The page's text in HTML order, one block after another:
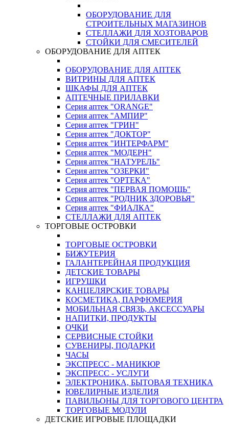
ОБОРУДОВАНИЕ ДЛЯ
СТРОИТЕЛЬНЫХ МАГАЗИНОВ
СТЕЛЛАЖИ ДЛЯ ХОЗТОВАРОВ
СТОЙКИ ДЛЯ СМЕСИТЕЛЕЙ
ОБОРУДОВАНИЕ ДЛЯ АПТЕК
ОБОРУДОВАНИЕ ДЛЯ АПТЕК
ВИТРИНЫ ДЛЯ АПТЕК
ШКАФЫ ДЛЯ АПТЕК
АПТЕЧНЫЕ ПРИЛАВКИ
Серия аптек "ORANGE"
Серия аптек "АМПИР"
Серия аптек "ГРИН"
Серия аптек "ДОКТОР"
Серия аптек "ИНТЕРФАРМ"
Серия аптек "МОДЕРН"
Серия аптек "НАТУРЕЛЬ"
Серия аптек "ОЗЕРКИ"
Серия аптек "ОРТЕКА"
Серия аптек "ПЕРВАЯ ПОМОЩЬ"
Серия аптек "РОДНИК ЗДОРОВЬЯ"
Серия аптек "ФИАЛКА"
СТЕЛЛАЖИ ДЛЯ АПТЕК
ТОРГОВЫЕ ОСТРОВКИ
ТОРГОВЫЕ ОСТРОВКИ
БИЖУТЕРИЯ
ГАЛАНТЕРЕЙНАЯ ПРОДУКЦИЯ
ДЕТСКИЕ ТОВАРЫ
ИГРУШКИ
КАНЦЕЛЯРСКИЕ ТОВАРЫ
КОСМЕТИКА, ПАРФЮМЕРИЯ
МОБИЛЬНАЯ СВЯЗЬ, АКСЕССУАРЫ
НАПИТКИ, ПРОДУКТЫ
ОЧКИ
СЕРВИСНЫЕ СТОЙКИ
СУВЕНИРЫ, ПОДАРКИ
ЧАСЫ
ЭКСПРЕСС - МАНИКЮР
ЭКСПРЕСС - УСЛУГИ
ЭЛЕКТРОНИКА, БЫТОВАЯ ТЕХНИКА
ЮВЕЛИРНЫЕ ИЗДЕЛИЯ
ПАВИЛЬОНЫ ДЛЯ ТОРГОВОГО ЦЕНТРА
ТОРГОВЫЕ МОДУЛИ
ДЕТСКИЕ ИГРОВЫЕ ПЛОЩАДКИ